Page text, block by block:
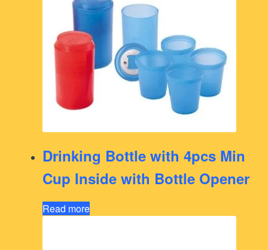
Drinking Bottle with 4pcs Min
Cup Inside with Bottle Opener
Read more